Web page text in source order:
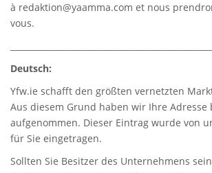
à redaktion@yaamma.com et nous
vous.
Deutsch:
Yfw.ie schafft den größten vernetzten
Aus diesem Grund haben wir Ihre Adresse
aufgenommen. Dieser Eintrag wurde von
für Sie eingetragen.
Sollten Sie Besitzer des Unternehmens